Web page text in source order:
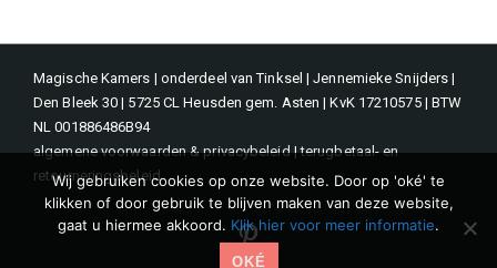
Magische Kamers | onderdeel van Tinksel | Jennemieke Snijders |
Den Bleek 30 | 5725 CL Heusden gem. Asten | KvK 17210575 | BTW
NL 001886486B94
algemene voorwaarden & privacybeleid|terugbetaal- en
retourneringsbeleid
Pinterest
Wij gebruiken cookies op onze website. Door op 'oké' te
klikken of door gebruik te blijven maken van deze website,
gaat u hiermee akkoord. Klik hier voor meer informatie.
OKÉ